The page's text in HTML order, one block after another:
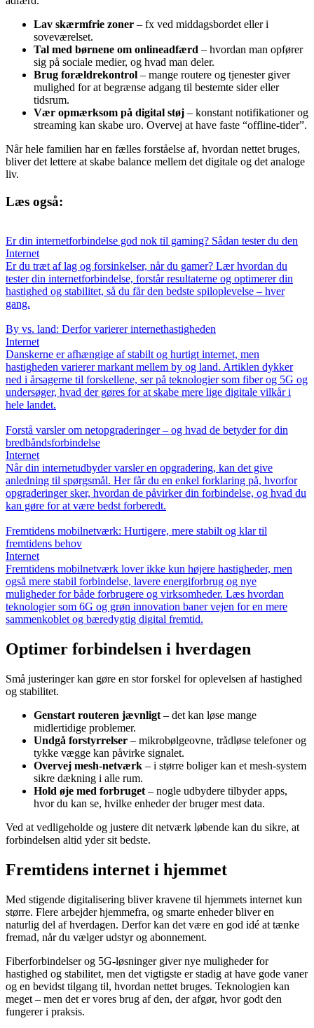
Lav skærmfrie zoner – fx ved middagsbordet eller i
soveværelset.
Tal med børnene om onlineadfærd – hvordan man opfører
sig på sociale medier, og hvad man deler.
Brug forældrekontrol – mange routere og tjenester giver
mulighed for at begrænse adgang til bestemte sider eller
tidsrum.
Vær opmærksom på digital støj – konstant notifikationer og
streaming kan skabe uro. Overvej at have faste “offline-tider”.
Når hele familien har en fælles forståelse af, hvordan nettet bruges,
bliver det lettere at skabe balance mellem det digitale og det analoge
liv.
Læs også:
Er din internetforbindelse god nok til gaming? Sådan tester du den
Internet
Er du træt af lag og forsinkelser, når du gamer? Lær hvordan du
tester din internetforbindelse, forstår resultaterne og optimerer din
hastighed og stabilitet, så du får den bedste spiloplevelse – hver
gang.
By vs. land: Derfor varierer internethastigheden
Internet
Danskerne er afhængige af stabilt og hurtigt internet, men
hastigheden varierer markant mellem by og land. Artiklen dykker
ned i årsagerne til forskellene, ser på teknologier som fiber og 5G og
undersøger, hvad der gøres for at skabe mere lige digitale vilkår i
hele landet.
Forstå varsler om netopgraderinger – og hvad de betyder for din
bredbåndsforbindelse
Internet
Når din internetudbyder varsler en opgradering, kan det give
anledning til spørgsmål. Her får du en enkel forklaring på, hvorfor
opgraderinger sker, hvordan de påvirker din forbindelse, og hvad du
kan gøre for at være bedst forberedt.
Fremtidens mobilnetværk: Hurtigere, mere stabilt og klar til
fremtidens behov
Internet
Fremtidens mobilnetværk lover ikke kun højere hastigheder, men
også mere stabil forbindelse, lavere energiforbrug og nye
muligheder for både forbrugere og virksomheder. Læs hvordan
teknologier som 6G og grøn innovation baner vejen for en mere
sammenkoblet og bæredygtig digital fremtid.
Optimer forbindelsen i hverdagen
Små justeringer kan gøre en stor forskel for oplevelsen af hastighed
og stabilitet.
Genstart routeren jævnligt – det kan løse mange
midlertidige problemer.
Undgå forstyrrelser – mikrobølgeovne, trådløse telefoner og
tykke vægge kan påvirke signalet.
Overvej mesh-netværk – i større boliger kan et mesh-system
sikre dækning i alle rum.
Hold øje med forbruget – nogle udbydere tilbyder apps,
hvor du kan se, hvilke enheder der bruger mest data.
Ved at vedligeholde og justere dit netværk løbende kan du sikre, at
forbindelsen altid yder sit bedste.
Fremtidens internet i hjemmet
Med stigende digitalisering bliver kravene til hjemmets internet kun
større. Flere arbejder hjemmefra, og smarte enheder bliver en
naturlig del af hverdagen. Derfor kan det være en god idé at tænke
fremad, når du vælger udstyr og abonnement.
Fiberforbindelser og 5G-løsninger giver nye muligheder for
hastighed og stabilitet, men det vigtigste er stadig at have gode vaner
og en bevidst tilgang til, hvordan nettet bruges. Teknologien kan
meget – men det er vores brug af den, der afgør, hvor godt den
fungerer i praksis.